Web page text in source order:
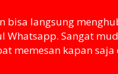
bisa langsung
Whatsapp. Sangat
memesan kapan saja